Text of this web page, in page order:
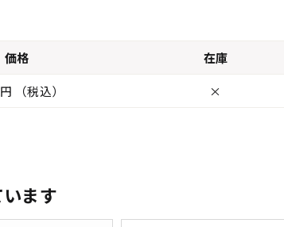
価格 在庫
（税込） ×
ます